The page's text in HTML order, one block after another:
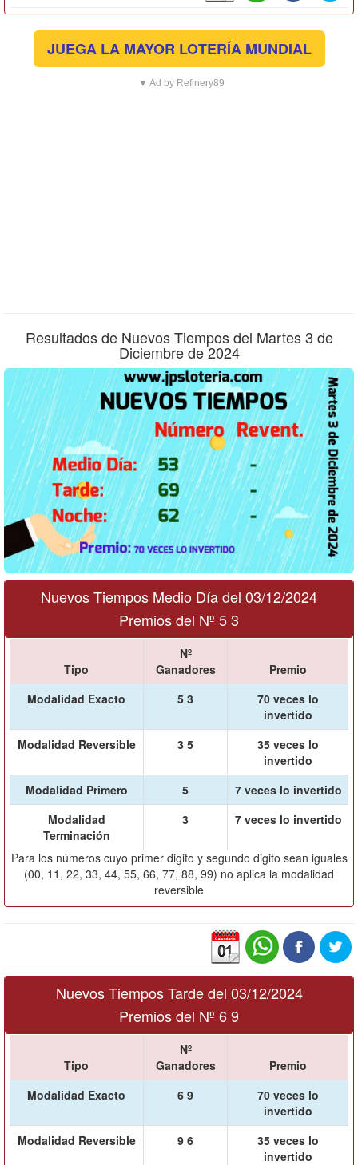
JUEGA LA MAYOR LOTERÍA MUNDIAL
▼ Ad by Refinery89
Resultados de Nuevos Tiempos del Martes 3 de
Diciembre de 2024
Nuevos Tiempos Medio Día del 03/12/2024
Premios del Nº 5 3
Tipo
Nº
Ganadores
Premio
Modalidad Exacto
5 3
70 veces lo
invertido
Modalidad Reversible
3 5
35 veces lo
invertido
Modalidad Primero
5
7 veces lo invertido
Modalidad
Terminación
3 7 veces lo invertido
Para los números cuyo primer digito y segundo digito sean iguales
(00, 11, 22, 33, 44, 55, 66, 77, 88, 99) no aplica la modalidad
reversible
Nuevos Tiempos Tarde del 03/12/2024
Premios del Nº 6 9
Tipo
Nº
Ganadores
Premio
Modalidad Exacto
6 9
70 veces lo
invertido
Modalidad Reversible
9 6
35 veces lo
invertido